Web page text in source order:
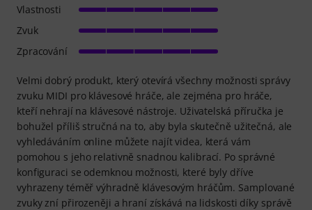
Velmi dobrý produkt, který otevírá všechny možnosti správy
zvuku MIDI pro klávesové hráče, ale zejména pro hráče,
kteří nehrají na klávesové nástroje. Uživatelská příručka je
bohužel příliš stručná na to, aby byla skutečně užitečná, ale
vyhledáváním online můžete najít videa, která vám
pomohou s jeho relativně snadnou kalibrací. Po správné
konfiguraci se odemknou možnosti, které byly dříve
vyhrazeny téměř výhradně klávesovým hráčům. Samplované
zvuky zní přirozeněji a hraní získává na lidskosti díky správě
Vlastnosti
Zvuk
Zpracování